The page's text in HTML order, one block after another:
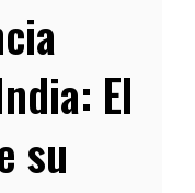
El
su